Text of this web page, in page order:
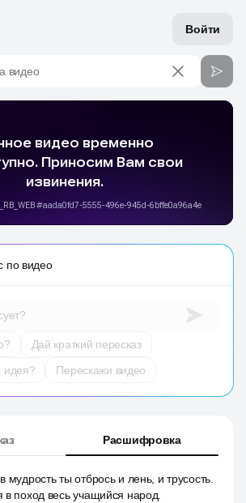
Войти
видео
по видео
Дай краткий пересказ
идея?
Перескажи видео
Расшифровка
мудрость ты отбрось и лень, и трусость.
в поход весь учащийся народ.